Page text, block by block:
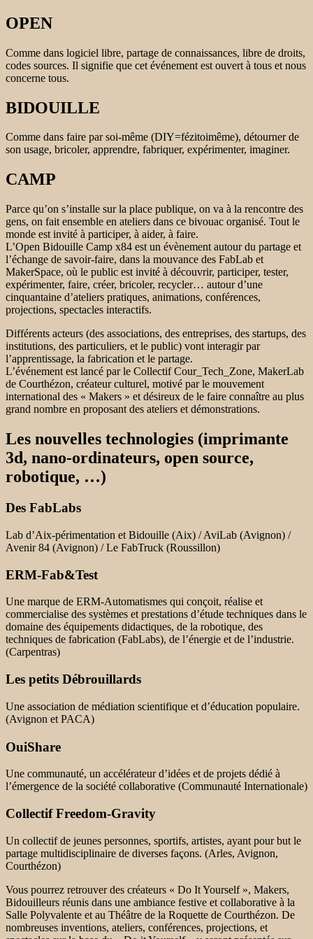
OPEN
Comme dans logiciel libre, partage de connaissances, libre de droits,
codes sources. Il signifie que cet événement est ouvert à tous et nous
concerne tous.
BIDOUILLE
Comme dans faire par soi-même (DIY=fézitoimême), détourner de
son usage, bricoler, apprendre, fabriquer, expérimenter, imaginer.
CAMP
Parce qu’on s’installe sur la place publique, on va à la rencontre des
gens, on fait ensemble en ateliers dans ce bivouac organisé. Tout le
monde est invité à participer, à aider, à faire.
L’Open Bidouille Camp x84 est un évènement autour du partage et
l’échange de savoir-faire, dans la mouvance des FabLab et
MakerSpace, où le public est invité à découvrir, participer, tester,
expérimenter, faire, créer, bricoler, recycler… autour d’une
cinquantaine d’ateliers pratiques, animations, conférences,
projections, spectacles interactifs.
Différents acteurs (des associations, des entreprises, des startups, des
institutions, des particuliers, et le public) vont interagir par
l’apprentissage, la fabrication et le partage.
L’événement est lancé par le Collectif Cour_Tech_Zone, MakerLab
de Courthézon, créateur culturel, motivé par le mouvement
international des « Makers » et désireux de le faire connaître au plus
grand nombre en proposant des ateliers et démonstrations.
Les nouvelles technologies (imprimante
3d, nano-ordinateurs, open source,
robotique, …)
Des FabLabs
Lab d’Aix-périmentation et Bidouille (Aix) / AviLab (Avignon) /
Avenir 84 (Avignon) / Le FabTruck (Roussillon)
ERM-Fab&Test
Une marque de ERM-Automatismes qui conçoit, réalise et
commercialise des systèmes et prestations d’étude techniques dans le
domaine des équipements didactiques, de la robotique, des
techniques de fabrication (FabLabs), de l’énergie et de l’industrie.
(Carpentras)
Les petits Débrouillards
Une association de médiation scientifique et d’éducation populaire.
(Avignon et PACA)
OuiShare
Une communauté, un accélérateur d’idées et de projets dédié à
l’émergence de la société collaborative (Communauté Internationale)
Collectif Freedom-Gravity
Un collectif de jeunes personnes, sportifs, artistes, ayant pour but le
partage multidisciplinaire de diverses façons. (Arles, Avignon,
Courthézon)
Vous pourrez retrouver des créateurs « Do It Yourself », Makers,
Bidouilleurs réunis dans une ambiance festive et collaborative à la
Salle Polyvalente et au Théâtre de la Roquette de Courthézon. De
nombreuses inventions, ateliers, conférences, projections, et